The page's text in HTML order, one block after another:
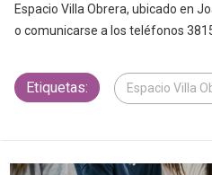
Espacio Villa Obrera, ubicado en
o comunicarse a los teléfonos
Etiquetas: Espacio Villa